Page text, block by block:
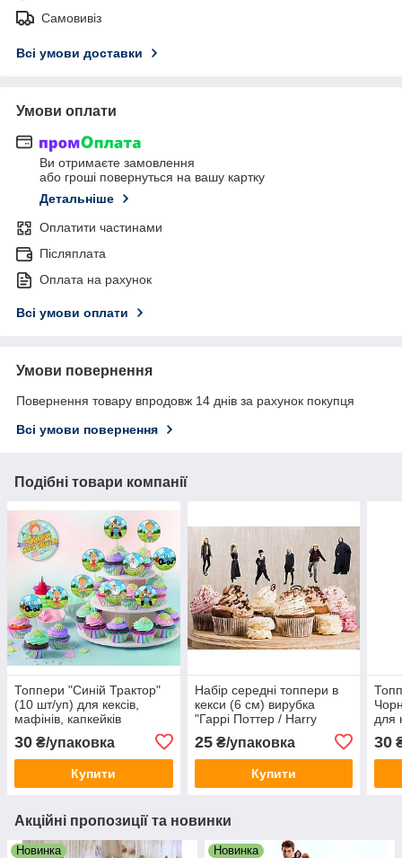
Самовивіз
Всі умови доставки
Умови оплати
Ви отримаєте замовлення
або гроші повернуться на вашу картку
Детальніше
Оплатити частинами
Післяплата
Оплата на рахунок
Всі умови оплати
Умови повернення
Повернення товару впродовж 14 днів за рахунок покупця
Всі умови повернення
Подібні товари компанії
Топпери "Синій Трактор"
(10 шт/уп) для кексів,
мафінів, капкейків
30 ₴/упаковка
Купити
Набір середні топпери в
кекси (6 см) вирубка
"Гаррі Поттер / Harry
Potter" (6шт./уп.) (Картон)
25₴/упаковка
Купити
для
30
Акційні пропозиції та новинки
Новинка Новинка